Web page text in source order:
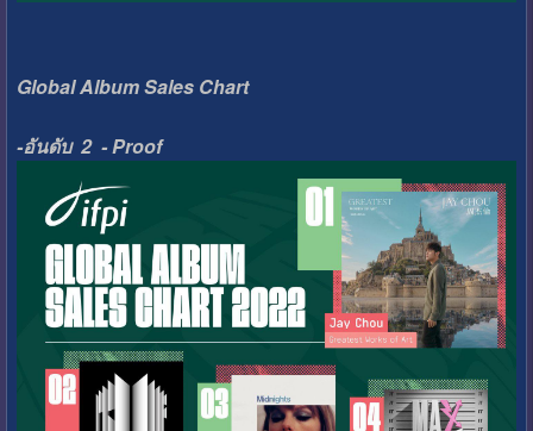
Global Album Sales Chart
-อันดับ 2 - Proof